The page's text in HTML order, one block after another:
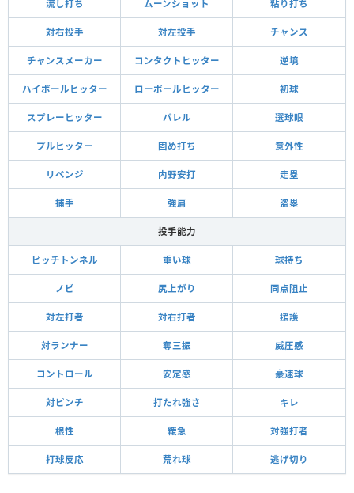
流し打ち ムーンショット 粘り打ち
対右投手 対左投手 チャンス
チャンスメーカー コンタクトヒッター 逆境
ハイボールヒッター ローボールヒッター 初球
スプレーヒッター バレル 選球眼
プルヒッター 固め打ち 意外性
リベンジ 内野安打 走塁
捕手 強肩 盗塁
投手能力
ピッチトンネル 重い球 球持ち
ノビ 尻上がり 同点阻止
対左打者 対右打者 援護
対ランナー 奪三振 威圧感
コントロール 安定感 豪速球
対ピンチ 打たれ強さ キレ
根性 緩急 対強打者
打球反応 荒れ球 逃げ切り